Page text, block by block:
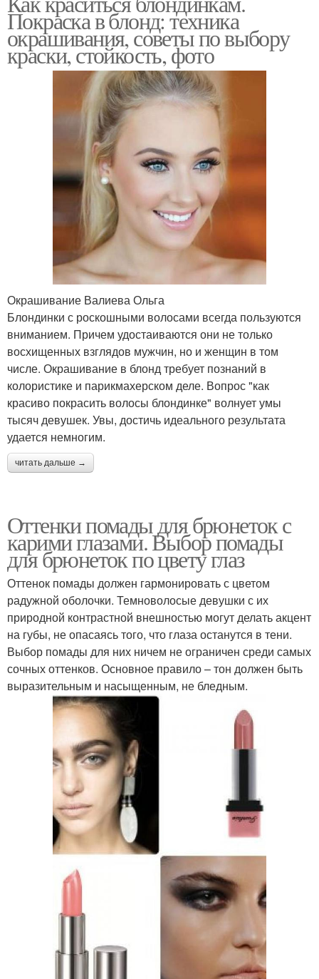
Покраска в блонд: техника
окрашивания, советы по выбору
краски, стойкость, фото
Окрашивание Валиева Ольга
Блондинки с роскошными волосами всегда пользуются
вниманием. Причем удостаиваются они не только
восхищенных взглядов мужчин, но и женщин в том
числе. Окрашивание в блонд требует познаний в
колористике и парикмахерском деле. Вопрос "как
красиво покрасить волосы блондинке" волнует умы
тысяч девушек. Увы, достичь идеального результата
удается немногим.
читать дальше →
Оттенки помады для брюнеток с
карими глазами. Выбор помады
для брюнеток по цвету глаз
Оттенок помады должен гармонировать с цветом
радужной оболочки. Темноволосые девушки с их
природной контрастной внешностью могут делать акцент
на губы, не опасаясь того, что глаза останутся в тени.
Выбор помады для них ничем не ограничен среди самых
сочных оттенков. Основное правило – тон должен быть
выразительным и насыщенным, не бледным.